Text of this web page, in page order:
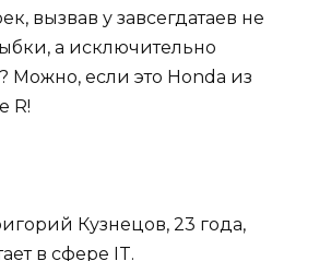
вызвав у завсегдатаев не
а исключительно
Можно, если это Honda из
R!
Кузнецов, 23 года,
в сфере IT.